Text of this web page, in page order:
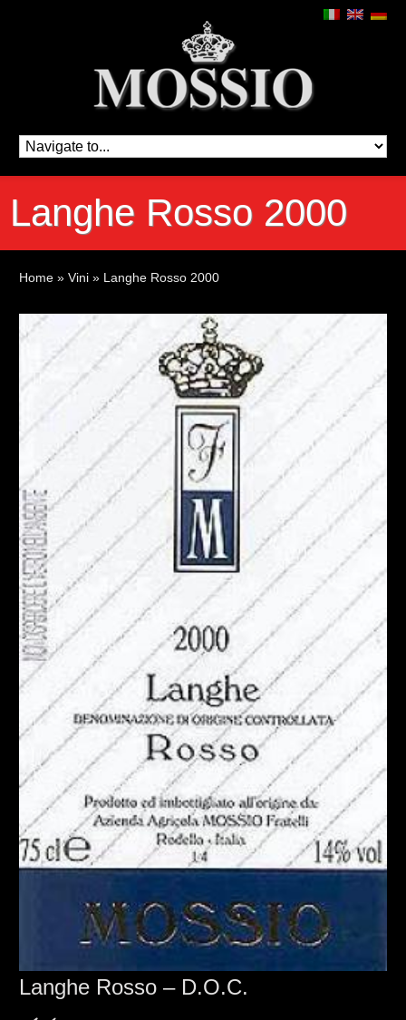
Langhe Rosso 2000
Home » Vini » Langhe Rosso 2000
Langhe Rosso – D.O.C.